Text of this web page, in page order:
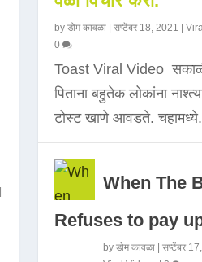
by डोम कावळा| सप्टेंबर 18, 2021 |
0
Toast Viral Video
पिताना बहुतेक लोकांना
टोस्ट खाणे आवडते.
When The
Refuses to pay
by डोम कावळा| सप्टेंबर